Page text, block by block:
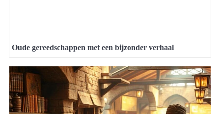
Oude gereedschappen met een bijzonder verhaal